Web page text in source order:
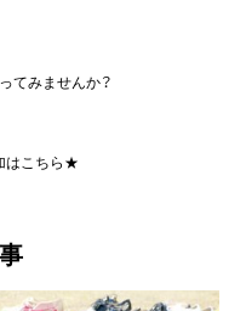
てみませんか？
はこちら★